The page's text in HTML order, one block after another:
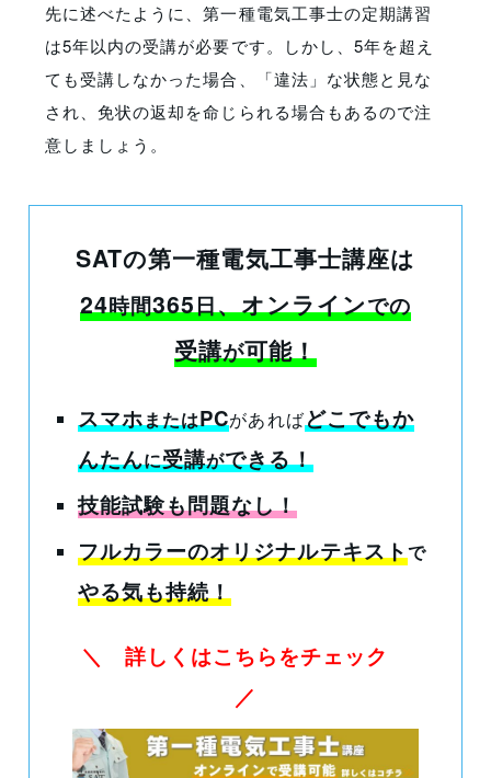
先に述べたように、第一種電気工事士の定期講習
は5年以内の受講が必要です。しかし、5年を超え
ても受講しなかった場合、「違法」な状態と見な
され、免状の返却を命じられる場合もあるので注
意しましょう。
SATの第一種電気工事士講座は
24時間365日、オンラインでの
受講が可能！
スマホまたはPCがあればどこでもか
んたんに受講ができる！
技能試験も問題なし！
フルカラーのオリジナルテキストで
やる気も持続！
＼ 詳しくはこちらをチェック
／